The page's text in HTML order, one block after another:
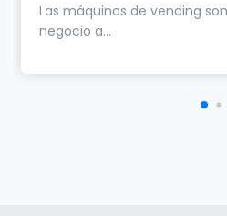
Las máquinas de vending
negocio a...